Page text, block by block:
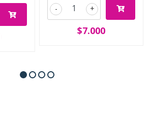
+
-
$7.000